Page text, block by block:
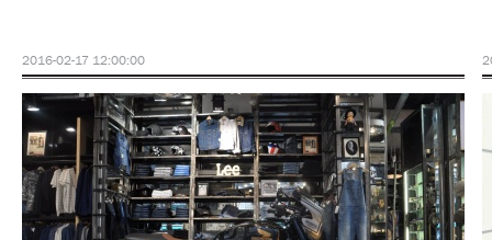
2016-02-17 12:00:00